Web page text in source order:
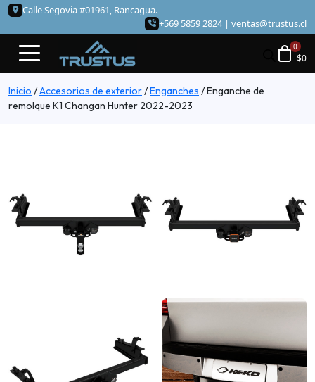
Calle Segovia #01961, Rancagua.
+569 5859 2824 | ventas@trustus.cl
$0
Inicio /Accesorios de exterior/Enganches /Enganche de
remolque K1 Changan Hunter 2022-2023